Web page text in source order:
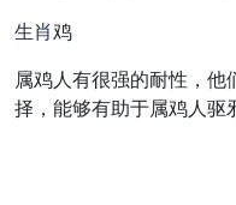
生肖鸡
属鸡人有很强的耐性，他
择，能够有助于属鸡人驱